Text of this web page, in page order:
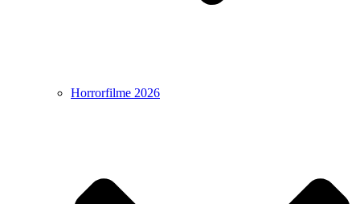
Horrorfilme 2026